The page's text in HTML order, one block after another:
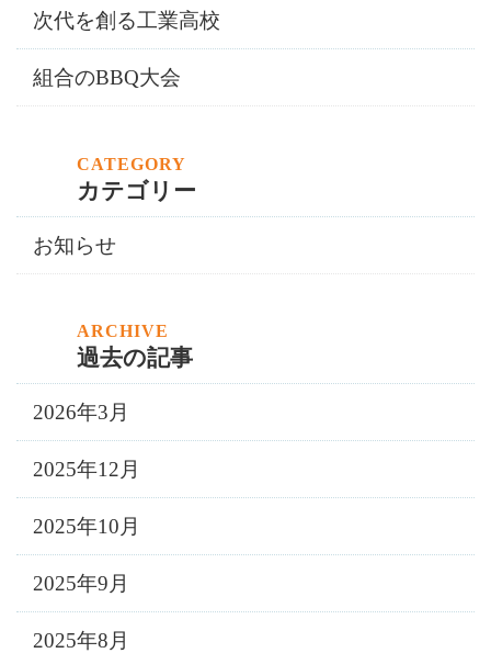
次代を創る工業高校
組合のBBQ大会
カテゴリー
お知らせ
過去の記事
2026年3月
2025年12月
2025年10月
2025年9月
2025年8月